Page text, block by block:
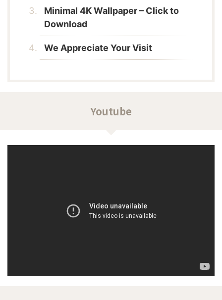
Minimal 4K Wallpaper – Click to
Download
We Appreciate Your Visit
Youtube